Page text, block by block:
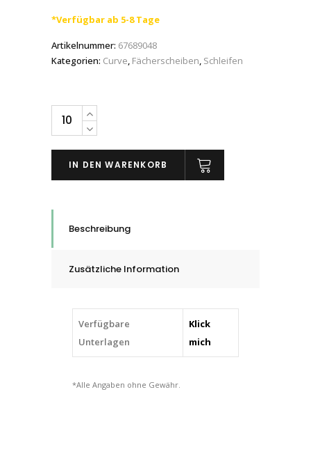
*Verfügbar ab 5-8 Tage
Artikelnummer: 67689048
Kategorien: Curve, Fächerscheiben, Schleifen
PFERD
POLIFAN-
Fächerschleifscheiben
quantity
IN DEN WARENKORB
Beschreibung
Zusätzliche Information
Verfügbare
Unterlagen
Klick
mich
*Alle Angaben ohne Gewähr.